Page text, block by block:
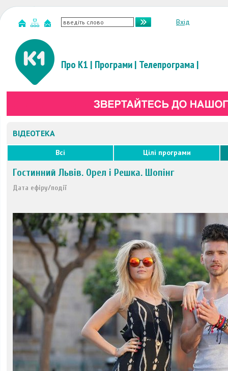
Вхід
Про К1 | Програми| Телепрограма|
ВІДЕОТЕКА
Всі Цілі програми
Гостинний Львів. Орел і Решка. Шопінг
Дата ефіру/події